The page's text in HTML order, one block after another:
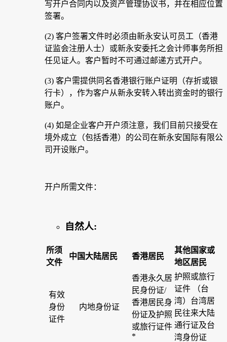
写开户合同内以及资产管理协议书，并在相应位置
签署。
(2) 客户签署文件时必须由新永安认可员工（香港
证监会注册人士）或新永安委托之会计师事务所担
任见证人。客户暂时不可通过邮递方式开户。
(3) 客户需提供同名香港银行账户证明（存折或银
行卡），作为客户从新永安转入转出资金时的银行
账户。
(4) 如是企业客户开户须注意，我们目前只接受在
境外成立（包括香港）的公司在新永安国际有限公
司开设账户。
开户所需文件：
自然人:
所须
文件
中国大陆居民 香港居民
其他国家或
地区居民
有效
身份
证件
内地身份证
香港永久居
民身份证/
香港居民身
份证及护照
或旅行证件
*
护照或旅行
证件 （台
湾）台湾居
民往来大陆
通行证及台
湾身份证